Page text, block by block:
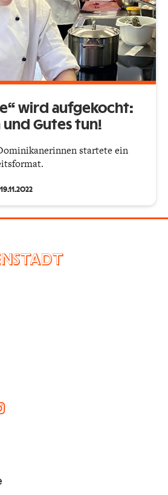
wird aufgekocht:
und Gutes tun!
startete ein
19.11.2022